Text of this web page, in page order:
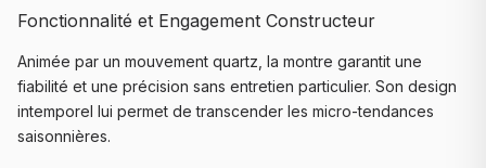
Fonctionnalité et Engagement Constructeur
Animée par un mouvement quartz, la montre garantit une
fiabilité et une précision sans entretien particulier. Son design
intemporel lui permet de transcender les micro-tendances
saisonnières.